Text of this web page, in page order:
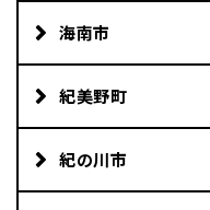
海南市
紀美野町
紀の川市